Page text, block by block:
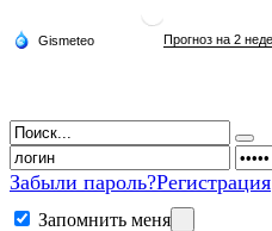
Забыли пароль?Регистрация
Запомнить меня